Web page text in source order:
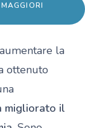
la
ottenuto
migliorato il